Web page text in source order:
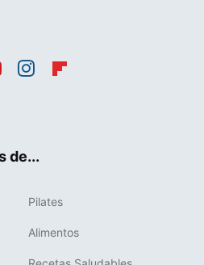
de...
Pilates
Alimentos